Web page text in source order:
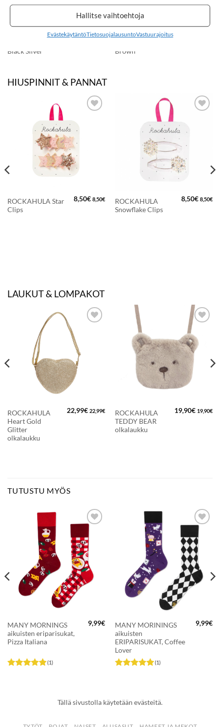
Hallitse vaihtoehtoja
EvästekäytäntöTietosuojalausuntoVastuurajoitus
BOW19 Flower
Black Silver
BOW19 Flower
Small
Brown
24,95€
HIUSPINNIT & PANNAT
SUOSIKKEIHIN
ROCKAHULA Star
Clips
8,50€ 8,50€
LISÄÄ
SUOSIKKEIHIN
ROCKAHULA
Snowflake Clips
8,50€ 8,50€
LAUKUT & LOMPAKOT
LISÄÄ
SUOSIKKEIHIN
ROCKAHULA
Heart Gold
Glitter
olkalaukku
22,99€ 22,99€
LISÄÄ
SUOSIKKEIHIN
ROCKAHULA
TEDDY BEAR
olkalaukku
19,90€ 19,90€
TUTUSTU MYÖS
LISÄÄ
SUOSIKKEIHIN
MANY MORNINGS
aikuisten eriparisukat,
Pizza Italiana
(1)
9,99€
SUOSIKKEIHIN
MANY MORININGS
aikuisten
ERIPARISUKAT, Coffee
Lover
(1)
9,99€
Tällä sivustolla käytetään evästeitä.